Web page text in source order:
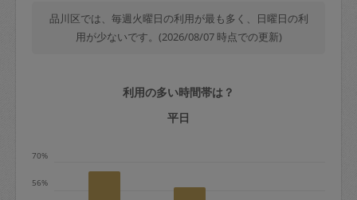
金額の100%＋交通費全額
定期契約をキャンセルする場合、毎週定
期は月2回まで隔週定期は月1回までキャ
品川区では、毎週火曜日の利用が最も多く、日曜日の利
用が少ないです。(2026/08/07 時点での更新)
利用の多い時間帯は？
平日
56%
70%